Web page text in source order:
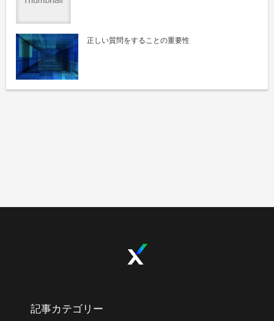
正しい質問をすることの重要性
記事カテゴリー